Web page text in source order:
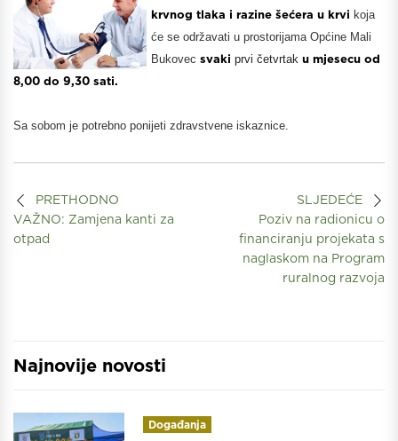
krvnog tlaka i razine šećera u krvi koja
će se održavati u prostorijama Općine Mali
Bukovec svaki prvi četvrtak u mjesecu od
8,00 do 9,30 sati.
Sa sobom je potrebno ponijeti zdravstvene iskaznice.
PRETHODNO
VAŽNO: Zamjena kanti za
otpad
SLJEDEĆE
Poziv na radionicu o
financiranju projekata s
naglaskom na Program
ruralnog razvoja
Najnovije novosti
Događanja